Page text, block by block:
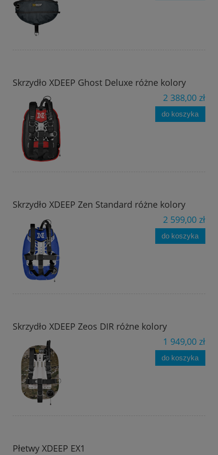
Skrzydło XDEEP Ghost Deluxe różne kolory
2 388,00 zł
do koszyka
Skrzydło XDEEP Zen Standard różne kolory
2 599,00 zł
do koszyka
Skrzydło XDEEP Zeos DIR różne kolory
1 949,00 zł
do koszyka
Płetwy XDEEP EX1